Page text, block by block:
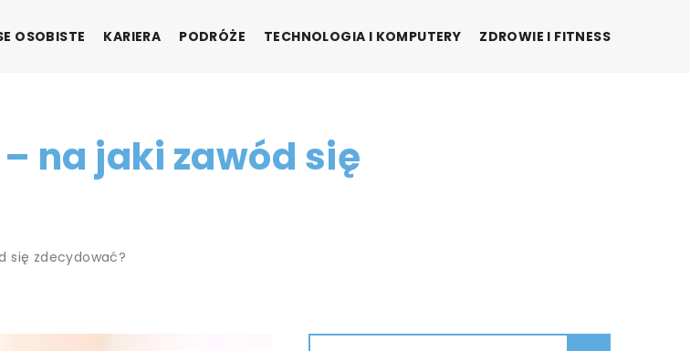
OSOBISTE KARIERA PODRÓŻE TECHNOLOGIA I KOMPUTERY ZDROWIE I FITNESS
na jaki zawód się
się zdecydować?